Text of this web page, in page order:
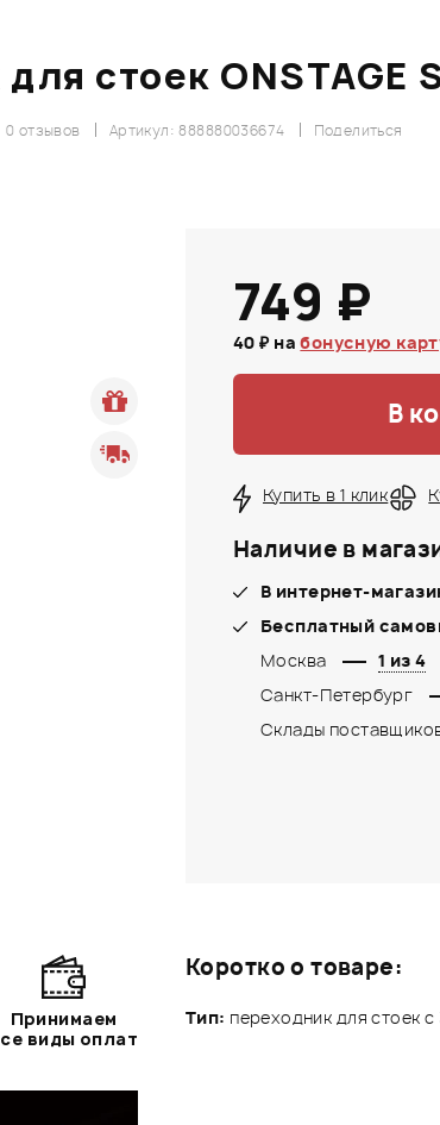
стоек ONSTAGE
Поделиться
Артикул: 888880036674
0 отзывов
Коротко о товаре:
Тип: переходник для стоек
749 ₽
40 ₽ набонусную
В
Купить в 1 клик
Наличие в
В интернет-
Бесплатный
Москва
1 из 4
Санкт-Петербург
Склады
Принимаем
виды оплат